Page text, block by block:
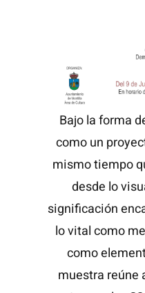
Bajo la forma
como un
mismo tiempo
desde lo
significación
lo vital como
como
muestra reúne